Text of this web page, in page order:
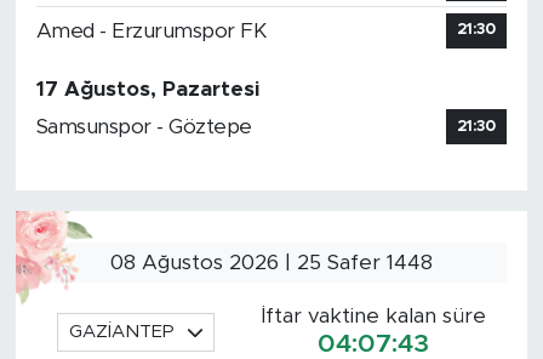
Amed - Erzurumspor FK 21:30
17 Ağustos, Pazartesi
Samsunspor - Göztepe
21:30
08 Ağustos 2026 | 25 Safer 1448
GAZİANTEP
İftar vaktine kalan süre
04:07:43